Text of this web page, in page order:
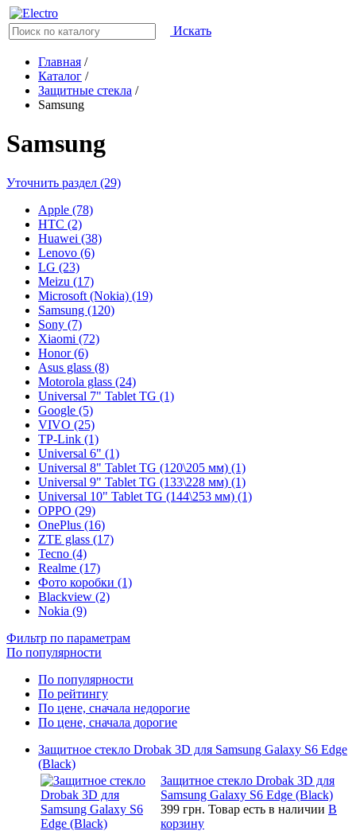
Искать
Главная /
Каталог /
Защитные стекла /
Samsung
Samsung
Уточнить раздел (29)
Apple (78)
HTC (2)
Huawei (38)
Lenovo (6)
LG (23)
Meizu (17)
Microsoft (Nokia) (19)
Samsung (120)
Sony (7)
Xiaomi (72)
Honor (6)
Asus glass (8)
Motorola glass (24)
Universal 7" Tablet TG (1)
Google (5)
VIVO (25)
TP-Link (1)
Universal 6" (1)
Universal 8" Tablet TG (120\205 мм) (1)
Universal 9" Tablet TG (133\228 мм) (1)
Universal 10" Tablet TG (144\253 мм) (1)
OPPO (29)
OnePlus (16)
ZTE glass (17)
Tecno (4)
Realme (17)
Фото коробки (1)
Blackview (2)
Nokia (9)
Фильтр по параметрам
По популярности
По популярности
По рейтингу
По цене, сначала недорогие
По цене, сначала дорогие
Защитное стекло Drobak 3D для Samsung Galaxy S6 Edge
(Black)
Защитное стекло Drobak 3D для
Samsung Galaxy S6 Edge (Black)
399 грн. Товар есть в наличии В
корзину